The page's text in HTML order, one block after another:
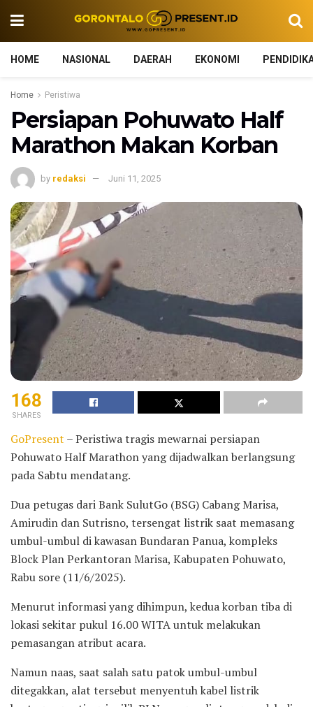
HOME NASIONAL DAERAH EKONOMI
Home Peristiwa
Persiapan Pohuwato Half
Marathon Makan Korban
by redaksi Juni 11, 2025
168
SHARES
GoPresent – Peristiwa tragis mewarnai persiapan
Pohuwato Half Marathon yang dijadwalkan berlangsung
pada Sabtu mendatang.
Dua petugas dari Bank SulutGo (BSG) Cabang Marisa,
Amirudin dan Sutrisno, tersengat listrik saat memasang
umbul-umbul di kawasan Bundaran Panua, kompleks
Block Plan Perkantoran Marisa, Kabupaten Pohuwato,
Rabu sore (11/6/2025).
Menurut informasi yang dihimpun, kedua korban tiba di
lokasi sekitar pukul 16.00 WITA untuk melakukan
pemasangan atribut acara.
Namun naas, saat salah satu patok umbul-umbul
ditegakkan, alat tersebut menyentuh kabel listrik